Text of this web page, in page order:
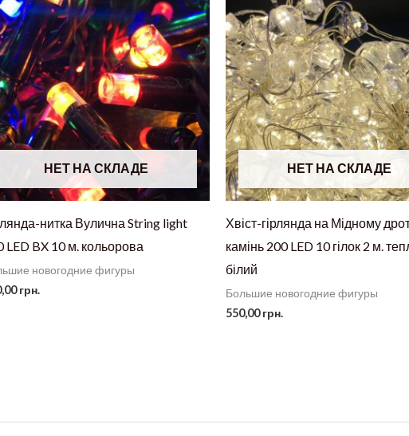
НЕТ НА СКЛАДЕ
нитка Вулична String light
LED BX 10 м. кольорова
новогодние фигуры
грн.
НЕТ НА СКЛАДЕ
Хвіст-гірлянда на Мідному
камінь 200 LED 10 гілок 2 м.
білий
Большие новогодние фигуры
550,00грн.